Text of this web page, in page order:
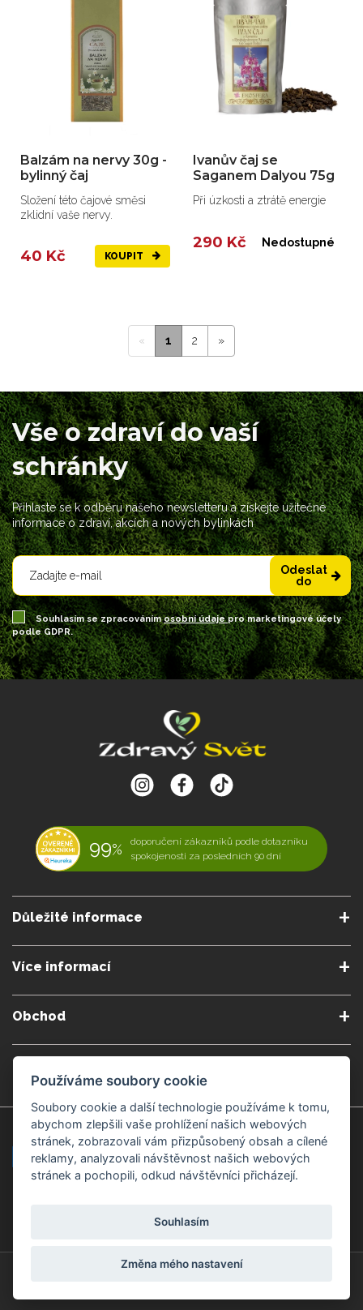
Balzám na nervy 30g -
bylinný čaj
Složení této čajové směsi
zklidní vaše nervy.
40 Kč KOUPIT
Ivanův čaj se
Saganem Dalyou 75g
Při úzkosti a ztrátě energie
290 Kč Nedostupné
« 1 2 »
Vše o zdraví do vaší
schránky
Přihlaste se k odběru našeho newsletteru a získejte užitečné
informace o zdraví, akcích a nových bylinkách
Odeslat
do
Souhlasím se zpracovánímosobní údajepro marketingové účely
podle GDPR.
99%
doporučení zákazníků podle dotazníku
spokojenosti za posledních 90 dní
Důležité informace
Zásady ochrany osobních
Nastavení souborů cookie
Více informací
Gemmoterapie
Obchod
Nakupujte bezpečně Velkoobchod
Kamenné obchody
Považská Bystrica v Kauflandu Považská Bystrica Mpark
Žilina Čadca
Záruka kvality
Používáme soubory cookie
Soubory cookie a další technologie používáme k tomu,
abychom zlepšili vaše prohlížení našich webových
stránek, zobrazovali vám přizpůsobený obsah a cílené
reklamy, analyzovali návštěvnost našich webových
stránek a pochopili, odkud návštěvníci přicházejí.
Souhlasím
Změna mého nastavení